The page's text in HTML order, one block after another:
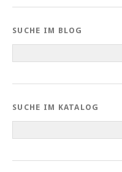
SUCHE IM BLOG
SUCHE IM KATALOG